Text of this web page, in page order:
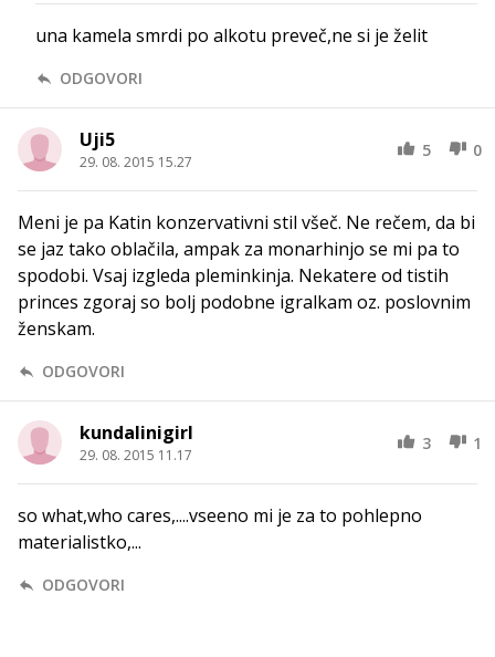
una kamela smrdi po alkotu preveč,ne si je želit
ODGOVORI
Uji5
29. 08. 2015 15.27
5 0
Meni je pa Katin konzervativni stil všeč. Ne rečem, da bi
se jaz tako oblačila, ampak za monarhinjo se mi pa to
spodobi. Vsaj izgleda pleminkinja. Nekatere od tistih
princes zgoraj so bolj podobne igralkam oz. poslovnim
ženskam.
ODGOVORI
kundalinigirl
29. 08. 2015 11.17
3 1
so what,who cares,....vseeno mi je za to pohlepno
materialistko,...
ODGOVORI